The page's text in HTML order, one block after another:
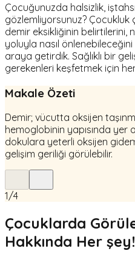
Çocuğunuzda halsizlik,
gözlemliyorsunuz? Çocukluk
demir eksikliğinin belirtilerini,
yoluyla nasıl
araya getirdik. Sağlıklı bir
gerekenleri keşfetmek için
Makale Özeti
Demir; vücutta oksijen
hemoglobinin yapısında yer
dokulara yeterli oksijen
gelişim geriliği görülebilir.
1/4
Çocuklarda
Hakkında Her şey!